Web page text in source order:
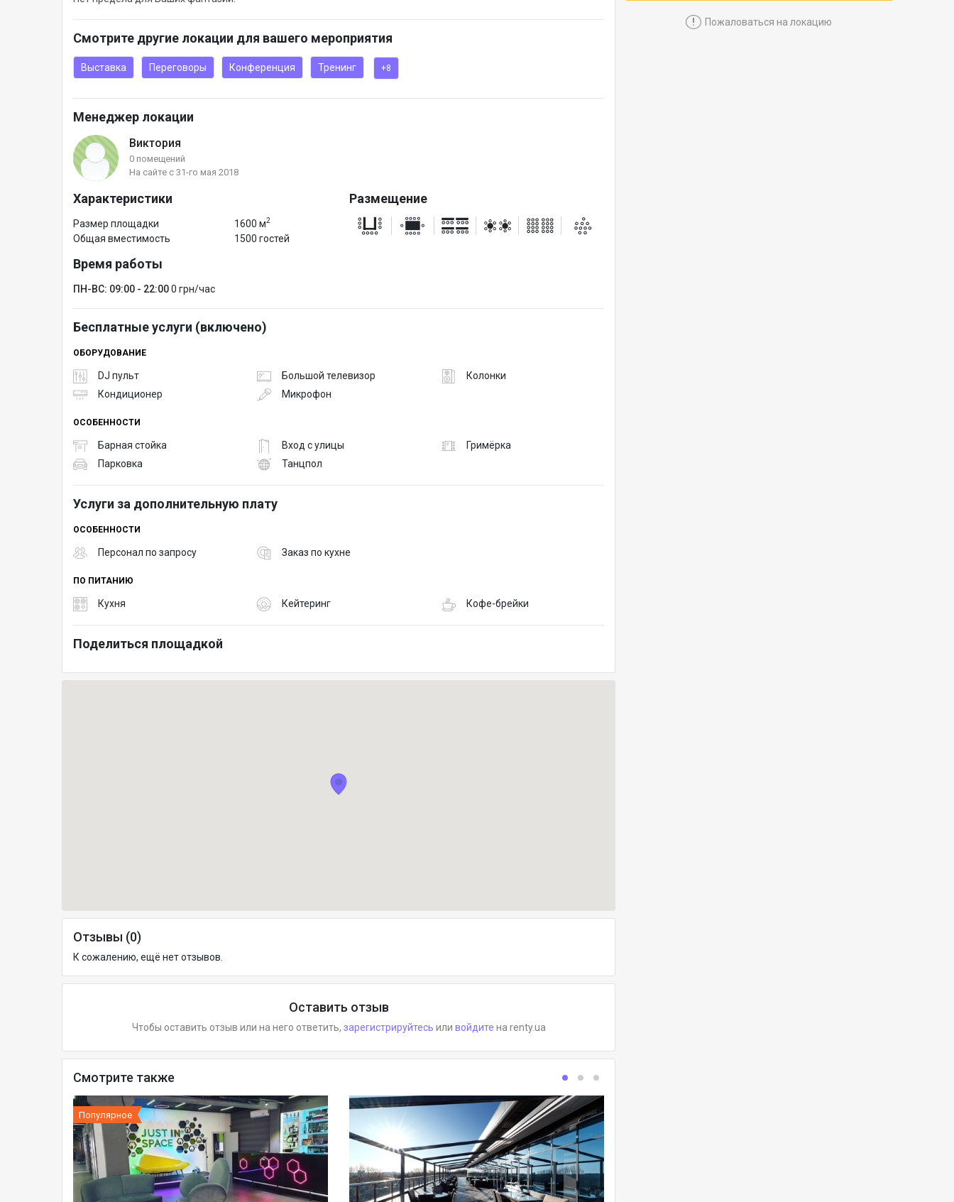
Смотрите другие локации для вашего мероприятия
Выставка Переговоры Конференция Тренинг +8
Менеджер локации
Виктория
0 помещений
На сайте с 31-го мая 2018
Характеристики
Размер площадки 1600 м2
Общая вместимость 1500 гостей
Размещение
Время работы
ПН-ВС: 09:00 - 22:000 грн/час
Бесплатные услуги (включено)
ОБОРУДОВАНИЕ
DJ пульт Большой телевизор
Колонки
Кондиционер
Микрофон
ОСОБЕННОСТИ
Барная стойка Вход с улицы
Гримёрка
Парковка
Танцпол
Услуги за дополнительную плату
ОСОБЕННОСТИ
Персонал по запросу Заказ по кухне
ПО ПИТАНИЮ
Кухня Кейтеринг Кофе-брейки
Поделиться площадкой
Отзывы (0)
К сожалению, ещё нет отзывов.
Оставить отзыв
Чтобы оставить отзыв или на него ответить, зарегистрируйтесь или войдите на renty.ua
Смотрите также
Популярное
! Пожаловаться на локацию